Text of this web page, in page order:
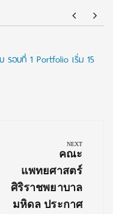
รอบที่ 1 Portfolio เริ่ม 15
NEXT
Next
Post:
คณะ
แพทยศาสตร์
ศิริราชพยาบาล
มหิดล ประกาศ